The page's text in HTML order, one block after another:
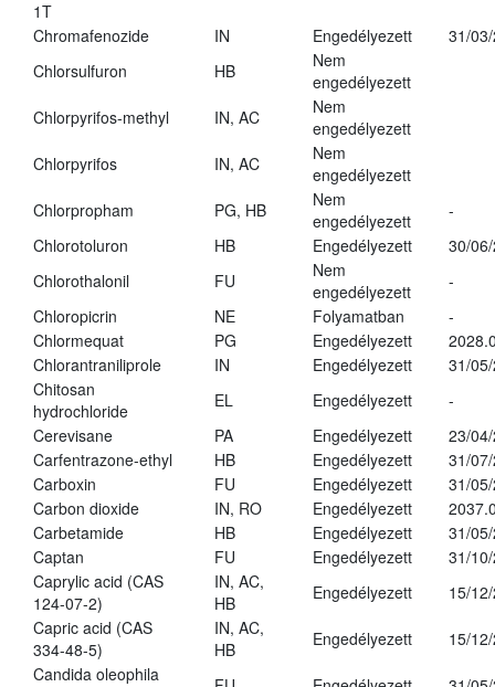
1T
Chromafenozide IN Engedélyezett
31/
Chlorsulfuron
HB
Nem
engedélyezett
Chlorpyrifos-methyl
IN, AC
Nem
engedélyezett
Chlorpyrifos
IN, AC
Nem
engedélyezett
Chlorpropham
PG, HB
Nem
engedélyezett
-
Chlorotoluron
HB Engedélyezett
30/
Chlorothalonil
FU
Nem
engedélyezett
-
Chloropicrin
NE Folyamatban
-
Chlormequat
PG Engedélyezett
Chlorantraniliprole
IN Engedélyezett
31/
Chitosan
hydrochloride
EL Engedélyezett
-
Cerevisane
PA Engedélyezett
23/
Carfentrazone-ethyl
HB Engedélyezett
31/
Carboxin
FU Engedélyezett
31/
Carbon dioxide
IN, RO Engedélyezett
Carbetamide
HB Engedélyezett
31/
Captan
FU Engedélyezett
31/
Caprylic acid (CAS
124-07-2)
IN, AC,
HB
Engedélyezett
15/
Capric acid (CAS
334-48-5)
IN, AC,
HB
Engedélyezett
15/
Candida oleophila